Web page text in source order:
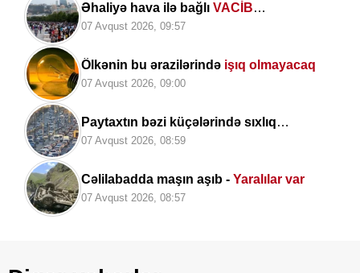
Əhaliyə hava ilə bağlı VACİB
XƏBƏRDARLIQ
07 Avqust 2026, 09:57
Ölkənin bu ərazilərində işıq olmayacaq
07 Avqust 2026, 09:00
Paytaxtın bəzi küçələrində sıxlıq
müşahidə olunur
07 Avqust 2026, 08:59
Cəlilabadda maşın aşıb - Yaralılar var
07 Avqust 2026, 08:57